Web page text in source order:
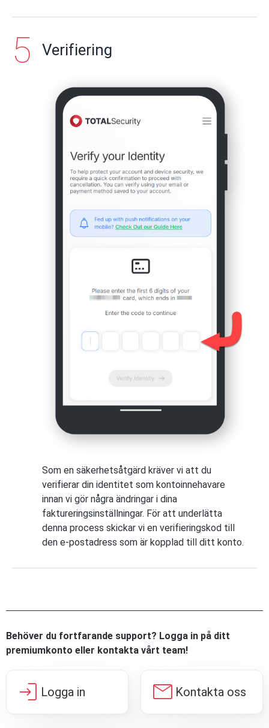
Verifiering
Som en säkerhetsåtgärd kräver vi att du
verifierar din identitet som kontoinnehavare
innan vi gör några ändringar i dina
faktureringsinställningar. För att underlätta
denna process skickar vi en verifieringskod till
den e-postadress som är kopplad till ditt konto.
Behöver du fortfarande support? Logga in på ditt
premiumkonto eller kontakta vårt team!
login Logga in mail Kontakta oss